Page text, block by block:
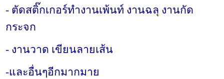
- ตัดสติ๊กเกอร์ทำงานเพ้นท์ งานฉลุ งานกัด
กระจก
- งานวาด เขียนลายเส้น
-และอื่นๆอีกมากมาย